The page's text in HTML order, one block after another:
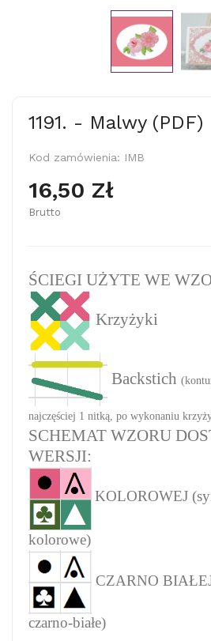
1191. - Malwy (PDF)
Kod zamówienia: IMB
16,50 Zł
Brutto
ŚCIEGI UŻYTE WE
Krzyżyki
Backstich
najczęściej 1 nitką, po wykonaniu
SCHEMAT WZORU
WERSJI:
KOLOROWEJ
kolorowe)
CZARNO
czarno-białe)